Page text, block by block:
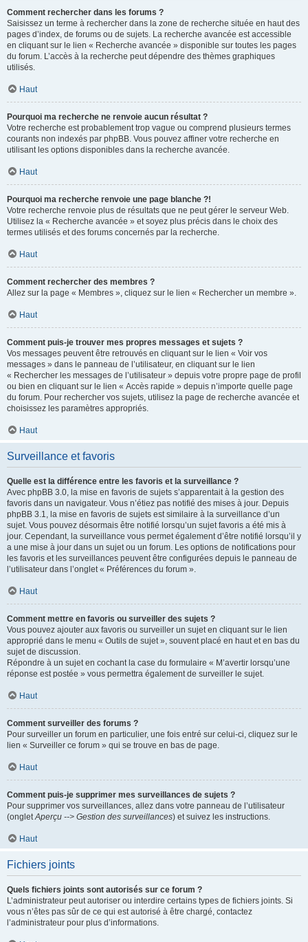
Comment rechercher dans les forums ?
Saisissez un terme à rechercher dans la zone de recherche située en haut des
pages d’index, de forums ou de sujets. La recherche avancée est accessible
en cliquant sur le lien « Recherche avancée » disponible sur toutes les pages
du forum. L’accès à la recherche peut dépendre des thèmes graphiques
utilisés.
Haut
Pourquoi ma recherche ne renvoie aucun résultat ?
Votre recherche est probablement trop vague ou comprend plusieurs termes
courants non indexés par phpBB. Vous pouvez affiner votre recherche en
utilisant les options disponibles dans la recherche avancée.
Haut
Pourquoi ma recherche renvoie une page blanche ?!
Votre recherche renvoie plus de résultats que ne peut gérer le serveur Web.
Utilisez la « Recherche avancée » et soyez plus précis dans le choix des
termes utilisés et des forums concernés par la recherche.
Haut
Comment rechercher des membres ?
Allez sur la page « Membres », cliquez sur le lien « Rechercher un membre ».
Haut
Comment puis-je trouver mes propres messages et sujets ?
Vos messages peuvent être retrouvés en cliquant sur le lien « Voir vos
messages » dans le panneau de l’utilisateur, en cliquant sur le lien
« Rechercher les messages de l’utilisateur » depuis votre propre page de profil
ou bien en cliquant sur le lien « Accès rapide » depuis n’importe quelle page
du forum. Pour rechercher vos sujets, utilisez la page de recherche avancée et
choisissez les paramètres appropriés.
Haut
Surveillance et favoris
Quelle est la différence entre les favoris et la surveillance ?
Avec phpBB 3.0, la mise en favoris de sujets s’apparentait à la gestion des
favoris dans un navigateur. Vous n’étiez pas notifié des mises à jour. Depuis
phpBB 3.1, la mise en favoris de sujets est similaire à la surveillance d’un
sujet. Vous pouvez désormais être notifié lorsqu’un sujet favoris a été mis à
jour. Cependant, la surveillance vous permet également d’être notifié lorsqu’il y
a une mise à jour dans un sujet ou un forum. Les options de notifications pour
les favoris et les surveillances peuvent être configurées depuis le panneau de
l’utilisateur dans l’onglet « Préférences du forum ».
Haut
Comment mettre en favoris ou surveiller des sujets ?
Vous pouvez ajouter aux favoris ou surveiller un sujet en cliquant sur le lien
approprié dans le menu « Outils de sujet », souvent placé en haut et en bas du
sujet de discussion.
Répondre à un sujet en cochant la case du formulaire « M’avertir lorsqu’une
réponse est postée » vous permettra également de surveiller le sujet.
Haut
Comment surveiller des forums ?
Pour surveiller un forum en particulier, une fois entré sur celui-ci, cliquez sur le
lien « Surveiller ce forum » qui se trouve en bas de page.
Haut
Comment puis-je supprimer mes surveillances de sujets ?
Pour supprimer vos surveillances, allez dans votre panneau de l’utilisateur
(ongletAperçu --> Gestion des surveillances) et suivez les instructions.
Haut
Fichiers joints
Quels fichiers joints sont autorisés sur ce forum ?
L’administrateur peut autoriser ou interdire certains types de fichiers joints. Si
vous n’êtes pas sûr de ce qui est autorisé à être chargé, contactez
l’administrateur pour plus d’informations.